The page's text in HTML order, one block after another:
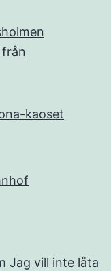
från
kaoset
Jag vill inte låta